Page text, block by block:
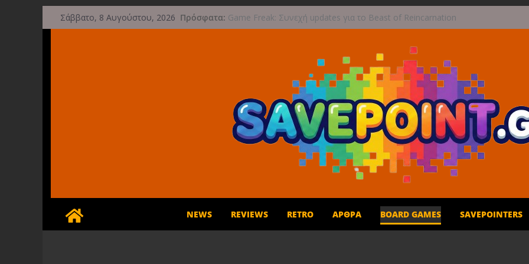
Μετάβαση
σε
Σάββατο, 8 Αυγούστου, 2026 Πρόσφατα: Game Freak: Συνεχή updates για το Beast of Reincarnation
μετά την ανάμεικτη υποδοχή
Διασχίστε τους ουρανούς με το Wild Blue Skies αυτό το
Διακοπές και παιχνίδι για όλη την οικογένεια!
Έρχεται 1η Σεπτεμβρίου το Crimson Moon
NEWS REVIEWS RETRO ΆΡΘΡΑ BOARD GAMES SAVEPOINTERS